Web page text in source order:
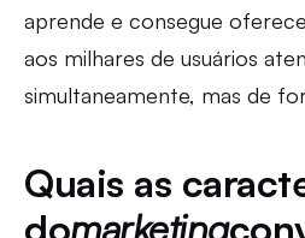
aprende e consegue
aos milhares de usuários
simultaneamente, mas de
Quais as